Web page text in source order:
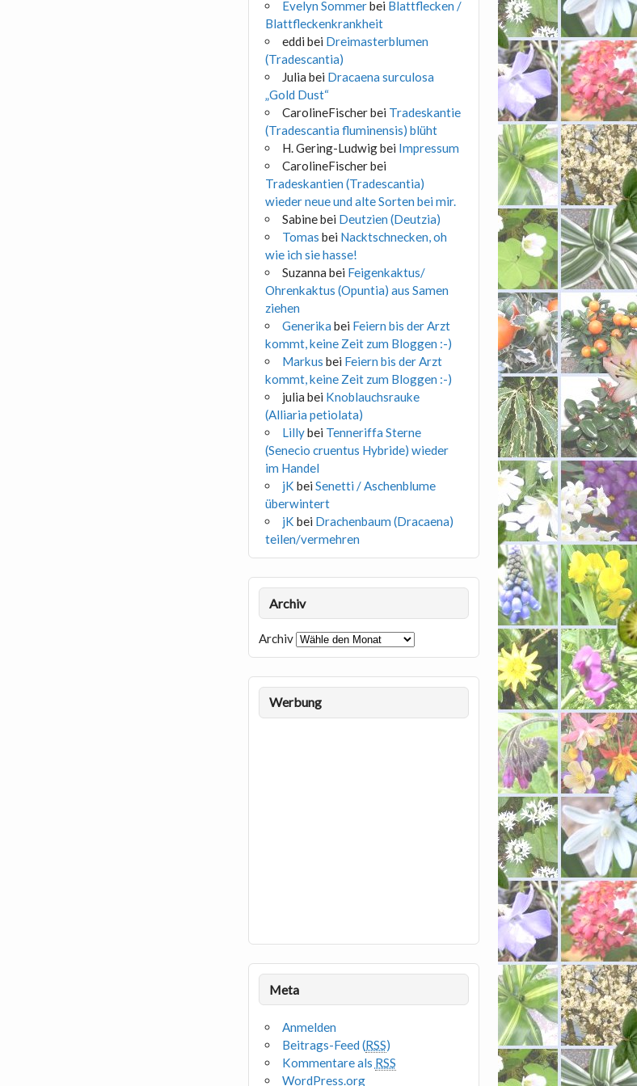
Evelyn Sommerbei Blattflecken /
Blattfleckenkrankheit
eddibei Dreimasterblumen
(Tradescantia)
Julia bei Dracaena surculosa
„Gold Dust“
CarolineFischerbei Tradeskantie
(Tradescantia fluminensis) blüht
H. Gering-Ludwigbei Impressum
CarolineFischerbei
Tradeskantien (Tradescantia)
wieder neue und alte Sorten bei mir.
Sabinebei Deutzien (Deutzia)
Tomas bei Nacktschnecken, oh
wie ich sie hasse!
Suzanna bei Feigenkaktus/
Ohrenkaktus (Opuntia) aus Samen
ziehen
Generika bei Feiern bis der Arzt
kommt, keine Zeit zum Bloggen :-)
Markus bei Feiern bis der Arzt
kommt, keine Zeit zum Bloggen :-)
julia bei Knoblauchsrauke
(Alliaria petiolata)
Lillybei Tenneriffa Sterne
(Senecio cruentus Hybride) wieder
im Handel
jK beiSenetti / Aschenblume
überwintert
jK bei Drachenbaum (Dracaena)
teilen/vermehren
Archiv
Archiv
Werbung
Meta
Anmelden
Beitrags-Feed (RSS)
Kommentare als RSS
WordPress.org